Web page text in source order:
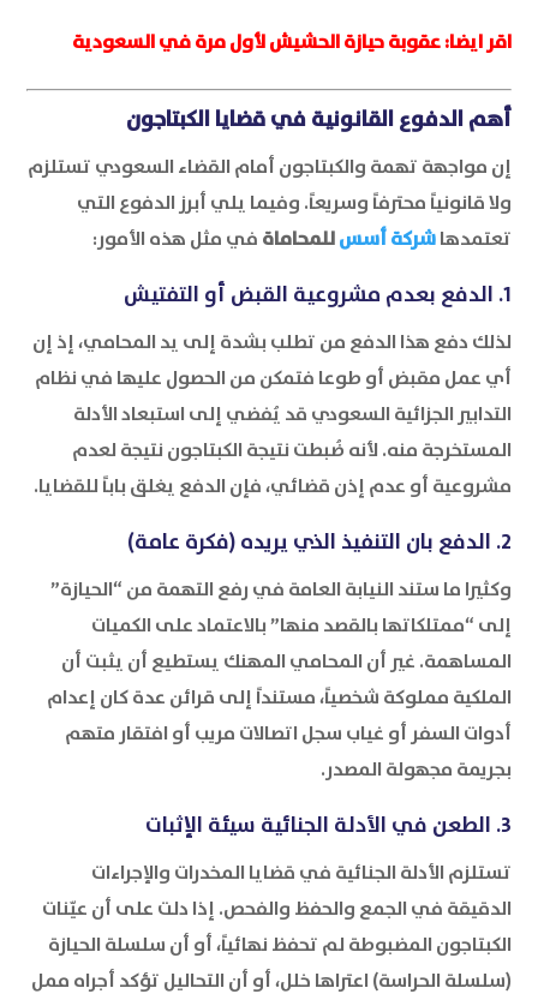
اقر ايضا:عقوبة حيازة الحشيش لأول مرة في السعودية
أهم الدفوع القانونية في قضايا الكبتاجون
إن مواجهة تهمة والكبتاجون أمام القضاء السعودي تستلزم
ولا قانونياً محترفاً وسريعاً. وفيما يلي أبرز الدفوع التي
تعتمدهاشركةأسسللمحاماة في مثل هذه الأمور:
1. الدفع بعدم مشروعية القبض أو التفتيش
لذلك دفع هذا الدفع من تطلب بشدة إلى يد المحامي، إذ إن
أي عمل مقبض أو طوعا فتمكن من الحصول عليها في نظام
التدابير الجزائية السعودي قد يُفضي إلى استبعاد الأدلة
المستخرجة منه. لأنه ضُبطت نتيجة الكبتاجون نتيجة لعدم
مشروعية أو عدم إذن قضائي، فإن الدفع يغلق باباً للقضايا.
2. الدفع بان التنفيذ الذي يريده (فكرة عامة)
وكثيرا ما ستند النيابة العامة في رفع التهمة من “الحيازة”
إلى “ممتلكاتها بالقصد منها” بالاعتماد على الكميات
المساهمة. غير أن المحامي المهنك يستطيع أن يثبت أن
الملكية مملوكة شخصياً، مستنداً إلى قرائن عدة كان إعدام
أدوات السفر أو غياب سجل اتصالات مريب أو افتقار متهم
بجريمة مجهولة المصدر.
3. الطعن في الأدلة الجنائية سيئة الإثبات
تستلزم الأدلة الجنائية في قضايا المخدرات والإجراءات
الدقيقة في الجمع والحفظ والفحص. إذا دلت على أن عيّنات
الكبتاجون المضبوطة لم تحفظ نهائياً، أو أن سلسلة الحيازة
(سلسلة الحراسة) اعتراها خلل، أو أن التحاليل تؤكد أجراه ممل